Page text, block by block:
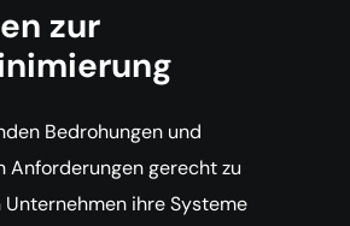
zur
Bedrohungen und
Anforderungen gerecht zu
ihre Systeme